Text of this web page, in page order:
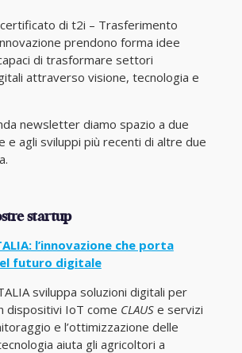
certificato di t2i – Trasferimento
prendono forma idee
di trasformare settori
attraverso visione, tecnologia e
newsletter diamo spazio a due
e agli sviluppi più recenti di altre due
startup
l’innovazione che porta
futuro digitale
sviluppa soluzioni digitali per
dispositivi IoT come CLAUSe servizi
e l’ottimizzazione delle
aiuta gli agricoltori a